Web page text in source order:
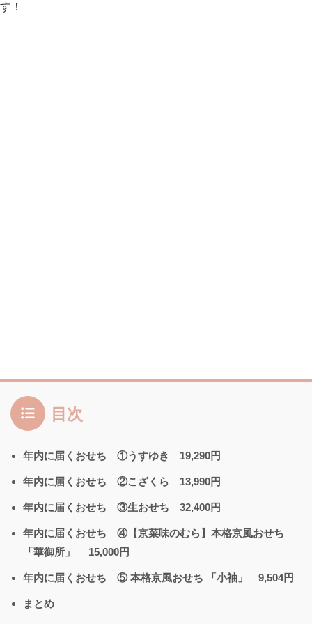
す！
目次
年内に届くおせち ①うすゆき 19,290円
年内に届くおせち ②こざくら 13,990円
年内に届くおせち ③生おせち 32,400円
年内に届くおせち ④【京菜味のむら】本格京風おせち
「華御所」 15,000円
年内に届くおせち ⑤ 本格京風おせち 「小袖」 9,504円
まとめ